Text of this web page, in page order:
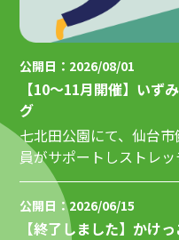
公開日：2026/08/01
【10～11月開催】いず
グ
七北田公園にて、仙台
員がサポートしストレ
前申し込み不要、参加
公開日：2026/06/15
【終了しました】かけ